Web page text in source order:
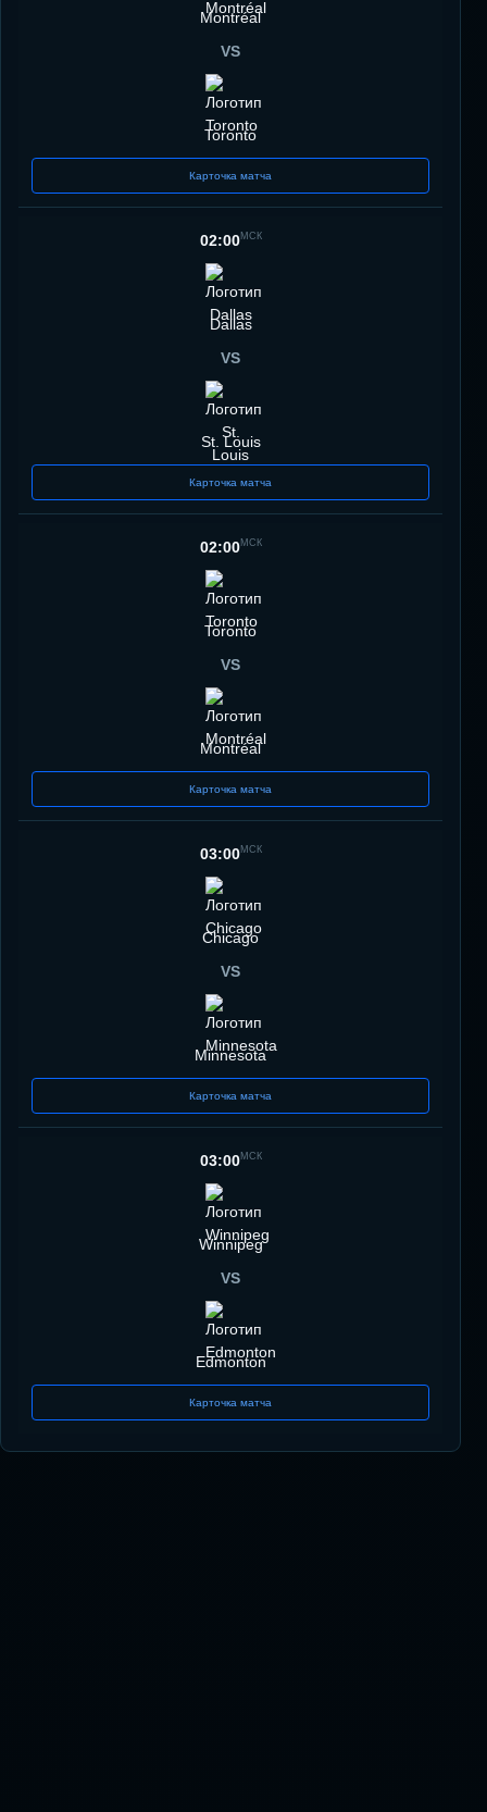
Montréal
VS
Toronto
Карточка матча
02:00МСК
Dallas
VS
St. Louis
Карточка матча
02:00МСК
Toronto
VS
Montréal
Карточка матча
03:00МСК
Chicago
VS
Minnesota
Карточка матча
03:00МСК
Winnipeg
VS
Edmonton
Карточка матча